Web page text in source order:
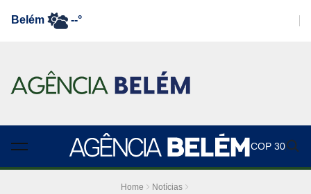
Belém --°
COP 30
Home
Notícias